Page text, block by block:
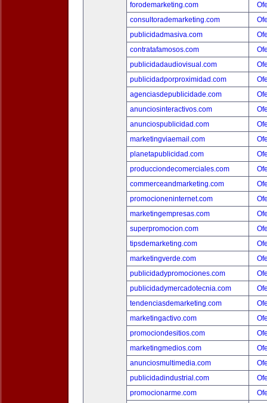
forodemarketing.com
consultorademarketing.com
publicidadmasiva.com
contratafamosos.com
publicidadaudiovisual.com
publicidadporproximidad.com
agenciasdepublicidade.com
anunciosinteractivos.com
anunciospublicidad.com
marketingviaemail.com
planetapublicidad.com
producciondecomerciales.com
commerceandmarketing.com
promocioneninternet.com
marketingempresas.com
superpromocion.com
tipsdemarketing.com
marketingverde.com
publicidadypromociones.com
publicidadymercadotecnia.com
tendenciasdemarketing.com
marketingactivo.com
promociondesitios.com
marketingmedios.com
anunciosmultimedia.com
publicidadindustrial.com
promocionarme.com